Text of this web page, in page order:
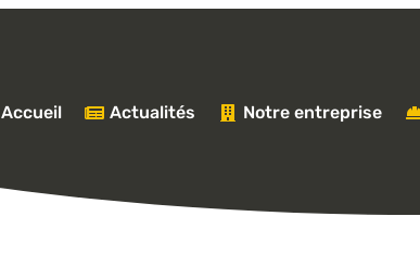
Accueil Actualités Notre entreprise